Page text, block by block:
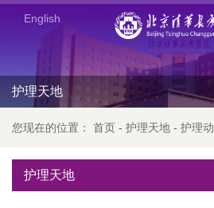
English
护理天地
您现在的位置： 首页 - 护理天地 - 护理
护理天地